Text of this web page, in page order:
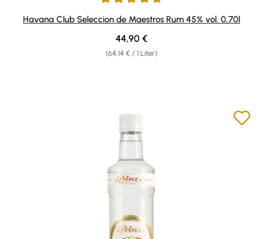
Durchschnittliche Bewertung von 4.84 von 5 Sternen
Havana Club Seleccion de Maestros Rum 45% vol. 0,70l
(64,14 € / 1 Liter)
Regulärer Preis:
44,90 €